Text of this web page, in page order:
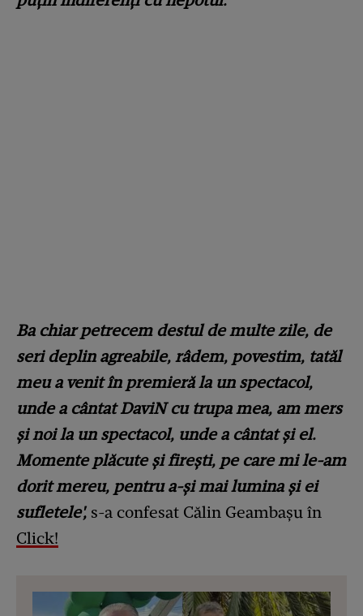
Ba chiar petrecem destul de multe zile, de
seri deplin agreabile, râdem, povestim, tatăl
meu a venit în premieră la un spectacol,
unde a cântat DaviN cu trupa mea, am mers
și noi la un spectacol, unde a cântat și el.
Momente plăcute și firești, pe care mi le-am
dorit mereu, pentru a-și mai lumina și ei
sufletele', s-a confesat Călin Geambașu în
Click!